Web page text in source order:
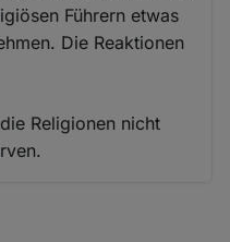
Führern etwas
Die Reaktionen
Religionen nicht